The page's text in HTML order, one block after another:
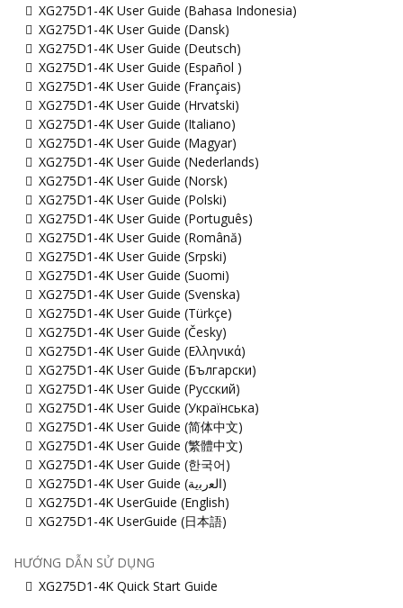
XG275D1-4K User Guide (Bahasa Indonesia)
XG275D1-4K User Guide (Dansk)
XG275D1-4K User Guide (Deutsch)
XG275D1-4K User Guide (Español )
XG275D1-4K User Guide (Français)
XG275D1-4K User Guide (Hrvatski)
XG275D1-4K User Guide (Italiano)
XG275D1-4K User Guide (Magyar)
XG275D1-4K User Guide (Nederlands)
XG275D1-4K User Guide (Norsk)
XG275D1-4K User Guide (Polski)
XG275D1-4K User Guide (Português)
XG275D1-4K User Guide (Română)
XG275D1-4K User Guide (Srpski)
XG275D1-4K User Guide (Suomi)
XG275D1-4K User Guide (Svenska)
XG275D1-4K User Guide (Türkçe)
XG275D1-4K User Guide (Česky)
XG275D1-4K User Guide (Ελληνικά)
XG275D1-4K User Guide (Български)
XG275D1-4K User Guide (Русский)
XG275D1-4K User Guide (Українська)
XG275D1-4K User Guide (简体中文)
XG275D1-4K User Guide (繁體中文)
XG275D1-4K User Guide (한국어)
XG275D1-4K User Guide (ﺍﻟﻌﺭﺑﻳﺔ)
XG275D1-4K UserGuide (English)
XG275D1-4K UserGuide (日本語)
HƯỚNG DẪN SỬ DỤNG
XG275D1-4K Quick Start Guide